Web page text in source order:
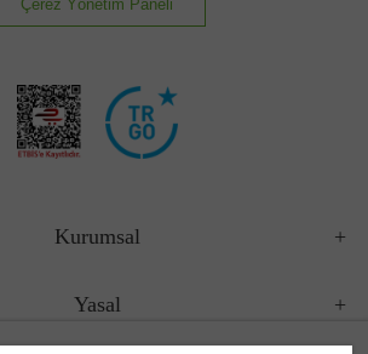
Çerez Yönetim Paneli
Kurumsal
Yasal